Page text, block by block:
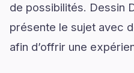
de possibilités. Dessin
présente le sujet avec
afin d’offrir une